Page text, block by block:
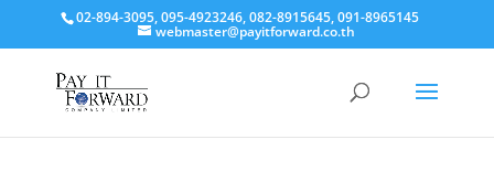
02-894-3095, 095-4923246, 082-8915645, 091-8965145
webmaster@payitforward.co.th